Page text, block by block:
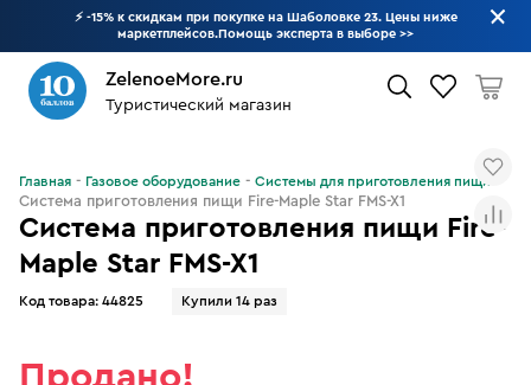
⚡ -15% к скидкам при покупке на Шаболовке 23. Цены ниже
маркетплейсов.Помощь эксперта в выборе >>
ZelenoeMore.ru
Туристический магазин
Система приготовления пищи Fire-
Maple Star FMS-X1
Код товара: 44825 Купили 14 раз
Главная Газовое оборудование Системы для приготовления пищи
Система приготовления пищи Fire-Maple Star FMS-X1
Продано!